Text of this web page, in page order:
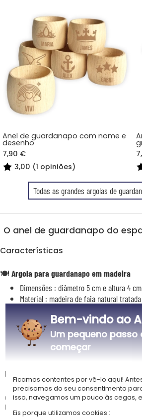
Anel de guardanapo com nome e
desenho
7,90 €
3,00 (1 opiniões)
Todas as grandes argolas de
O anel de guardanapo do
Características
🍽️ Argola para guardanapo em madeira
Dimensões : diâmetro 5 cm e altura 4 cm
Material : madeira de faia natural
Gravação a laser do nome e de um
Entregue sem guardanapo
Descrição
🎁Um presente perfeito para toda a
Um original porta guardanapos em madeira de
Bem-vindo ao
Um pequeno passo
começar
Ficamos contentes por vê-lo aqui!
precisamos do seu consentimento
isso, navegamos um pouco às cegas,
Eis porque utilizamos cookies :